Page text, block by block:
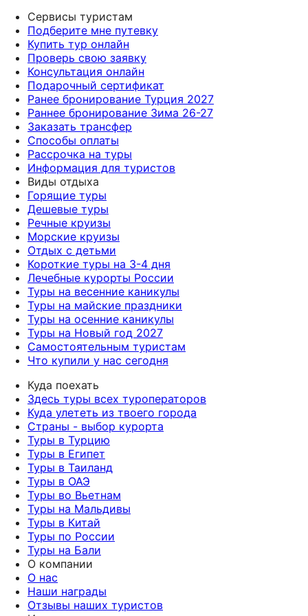
Сервисы туристам
Подберите мне путевку
Купить тур онлайн
Проверь свою заявку
Консультация онлайн
Подарочный сертификат
Ранее бронирование Турция 2027
Раннее бронирование Зима 26-27
Заказать трансфер
Способы оплаты
Рассрочка на туры
Информация для туристов
Виды отдыха
Горящие туры
Дешевые туры
Речные круизы
Морские круизы
Отдых с детьми
Короткие туры на 3-4 дня
Лечебные курорты России
Туры на весенние каникулы
Туры на майские праздники
Туры на осенние каникулы
Туры на Новый год 2027
Самостоятельным туристам
Что купили у нас сегодня
Куда поехать
Здесь туры всех туроператоров
Куда улететь из твоего города
Страны - выбор курорта
Туры в Турцию
Туры в Египет
Туры в Таиланд
Туры в ОАЭ
Туры во Вьетнам
Туры на Мальдивы
Туры в Китай
Туры по России
Туры на Бали
О компании
О нас
Наши награды
Отзывы наших туристов